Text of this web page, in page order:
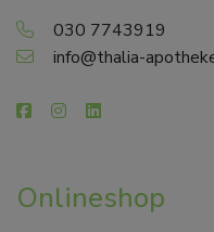
030 7743919
info@thalia-
Onlineshop